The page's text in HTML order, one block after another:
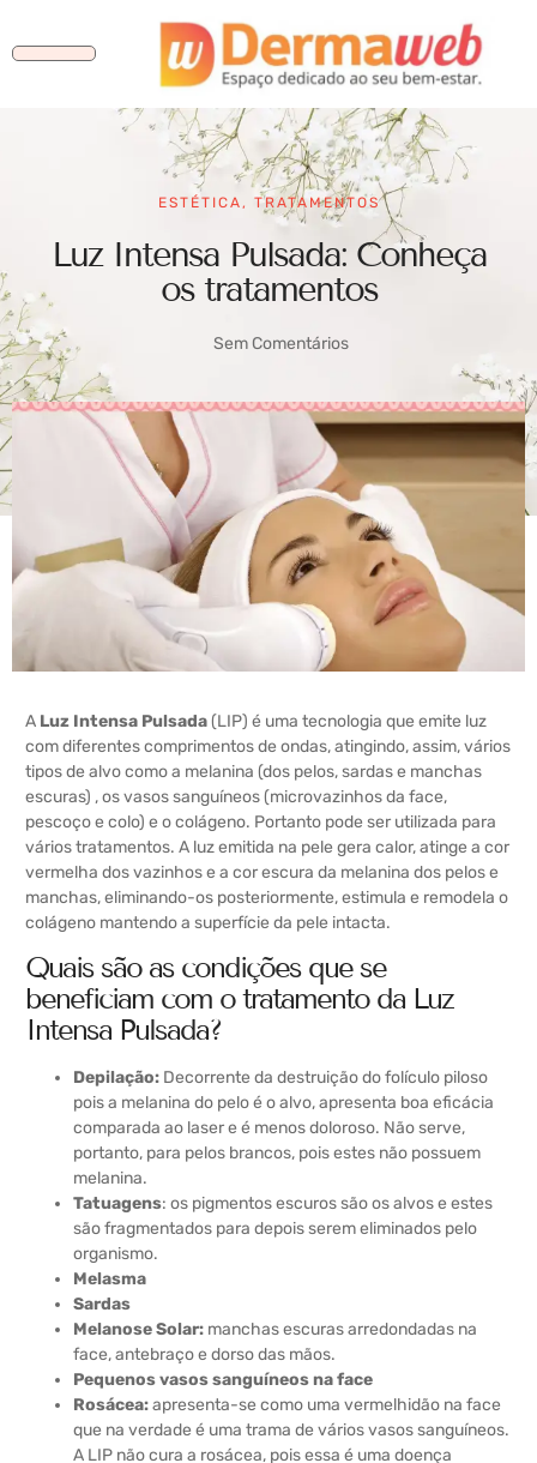
ESTÉTICA , TRATAMENTOS
Luz Intensa Pulsada: Conheça
os tratamentos
Sem Comentários
A Luz Intensa Pulsada(LIP) é uma tecnologia que emite luz
com diferentes comprimentos de ondas, atingindo, assim, vários
tipos de alvo como a melanina (dos pelos, sardas e manchas
escuras) , os vasos sanguíneos (microvazinhos da face,
pescoço e colo) e o colágeno. Portanto pode ser utilizada para
vários tratamentos. A luz emitida na pele gera calor, atinge a cor
vermelha dos vazinhos e a cor escura da melanina dos pelos e
manchas, eliminando-os posteriormente, estimula e remodela o
colágeno mantendo a superfície da pele intacta.
Quais são as condições que se
beneficiam com o tratamento da Luz
Intensa Pulsada?
Depilação: Decorrente da destruição do folículo piloso
pois a melanina do pelo é o alvo, apresenta boa eficácia
comparada ao laser e é menos doloroso. Não serve,
portanto, para pelos brancos, pois estes não possuem
melanina.
Tatuagens: os pigmentos escuros são os alvos e estes
são fragmentados para depois serem eliminados pelo
organismo.
Melasma
Sardas
Melanose Solar: manchas escuras arredondadas na
face, antebraço e dorso das mãos.
Pequenos vasos sanguíneos na face
Rosácea:apresenta-se como uma vermelhidão na face
que na verdade é uma trama de vários vasos sanguíneos.
A LIP não cura a rosácea, pois essa é uma doença